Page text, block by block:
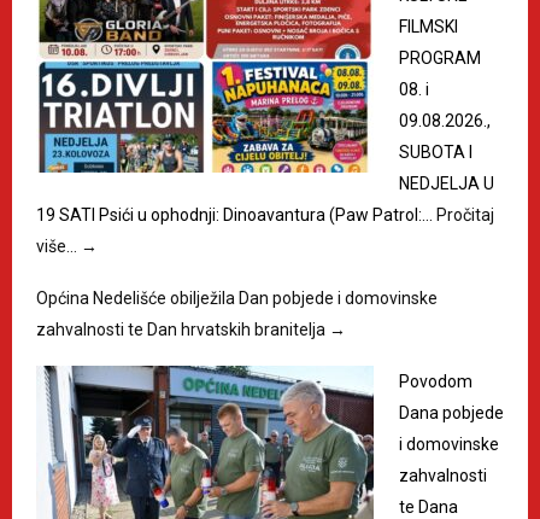
FILMSKI
PROGRAM
08. i
09.08.2026.,
SUBOTA I
NEDJELJA U
19 SATI Psići u ophodnji: Dinoavantura (Paw Patrol:… Pročitaj
više…
→
Općina Nedelišće obilježila Dan pobjede i domovinske
zahvalnosti te Dan hrvatskih branitelja →
Povodom
Dana pobjede
i domovinske
zahvalnosti
te Dana